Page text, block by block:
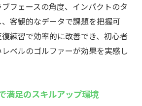
フェースの角度、インパクトのタ
客観的なデータで課題を把握可
練習で効率的に改善でき、初心者
ベルのゴルファーが効果を実感し
満足のスキルアップ環境